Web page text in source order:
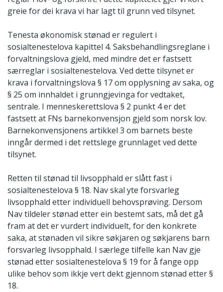
greie for dei krava vi har lagt til grunn ved tilsynet.
Tenesta økonomisk stønad er regulert i
sosialtenestelova kapittel 4. Saksbehandlingsreglane i
forvaltningslova gjeld, med mindre det er fastsett
særreglar i sosialtenestelova. Ved dette tilsynet er
krava i forvaltningslova § 17 om opplysning av saka, og
§ 25 om innhaldet i grunngjevinga for vedtaket,
sentrale. I menneskerettslova § 2 punkt 4 er det
fastsett at FNs barnekonvensjon gjeld som norsk lov.
Barnekonvensjonens artikkel 3 om barnets beste
inngår dermed i det rettslege grunnlaget ved dette
tilsynet.
Retten til stønad til livsopphald er slått fast i
sosialtenestelova § 18. Nav skal yte forsvarleg
livsopphald etter individuell behovsprøving. Dersom
Nav tildeler stønad etter ein bestemt sats, må det gå
fram at det er vurdert individuelt, for den konkrete
saka, at stønaden vil sikre søkjaren og søkjarens barn
forsvarleg livsopphald. I særlege tilfelle kan Nav gje
stønad etter sosialtenestelova § 19 for å fange opp
ulike behov som ikkje vert dekt gjennom stønad etter §
18.